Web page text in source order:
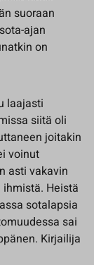
suoraan
ajan
on
laajasti
siitä oli
joitakin
voinut
asti vakavin
Heistä
sotalapsia
sai
Kirjailija